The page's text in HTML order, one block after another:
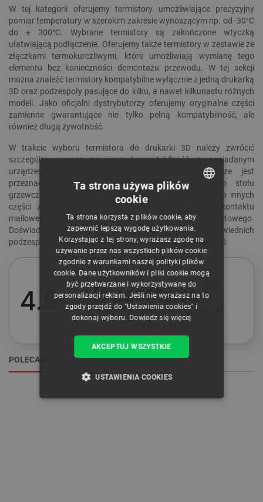
WYCZYŚĆ
Cena
72zł
4.9 Na podstawie 115 536 opinii
z całego okresu
POLECANE
W tej kategorii oferujemy termistory umożliwiające precyzyjny
pomiar temperatury w szerokim zakresie wynoszącym np. od -30°C
do + 300°C. Wybrane termistory są zakończone wtyczką
ułatwiającą podłączenie. Oferujemy także termistory w zestawie ze
złączkami termokurczliwymi, które umożliwiają wymianę tego
elementu bez konieczności demontażu przewodu. W tej sekcji
można znaleźć termistory kompatybilne wyłącznie z jedną drukarką
3D oraz podzespoły pasujące do kilku, a nawet kilkunastu różnych
modeli. Jako oficjalni dystrybutorzy oferujemy oryginalne części
zamienne gwarantujące nie tylko pełną kompatybilność, ale
również długą żywotność.
W trakcie wyboru termistora do drukarki 3D należy zwrócić
szczególną uwagę na jego kompatybilność z posiadanym
urządzeniem. Kolejną istotną kwestią przy wyborze jest
przeznaczenie termistora (do głowicy hotendu lub stołu
grzewczego). W razie pytań dotyczących termistorów lub innych
części zamiennych do drukarek 3D, zachęcamy do kontaktu
mailowego albo za pośrednictwem formularza kontaktowego.
Doświadczeni doradcy z chęcią pomogą w wyborze odpowiednich
podzespołów kompatybilnych z konkretnymi drukarkami 3D.
CZECH
ENGLISH
GERMAN
Ta strona używa plików
cookie
Ta strona korzysta z plików cookie, aby
zapewnić lepszą wygodę użytkowania.
Korzystając z tej strony, wyrażasz zgodę na
używanie przez nas wszystkich plików cookie
zgodnie z warunkami naszej polityki plików
cookie. Dane użytkowników i pliki cookie mogą
być przetwarzane i wykorzystywane do
personalizacji reklam. Jeśli nie wyrażasz na to
zgody przejdź do "Ustawienia cookies" i
dokonaj wyboru. Dowiedz się więcej
AKCEPTUJ WSZYSTKIE
USTAWIENIA COOKIES